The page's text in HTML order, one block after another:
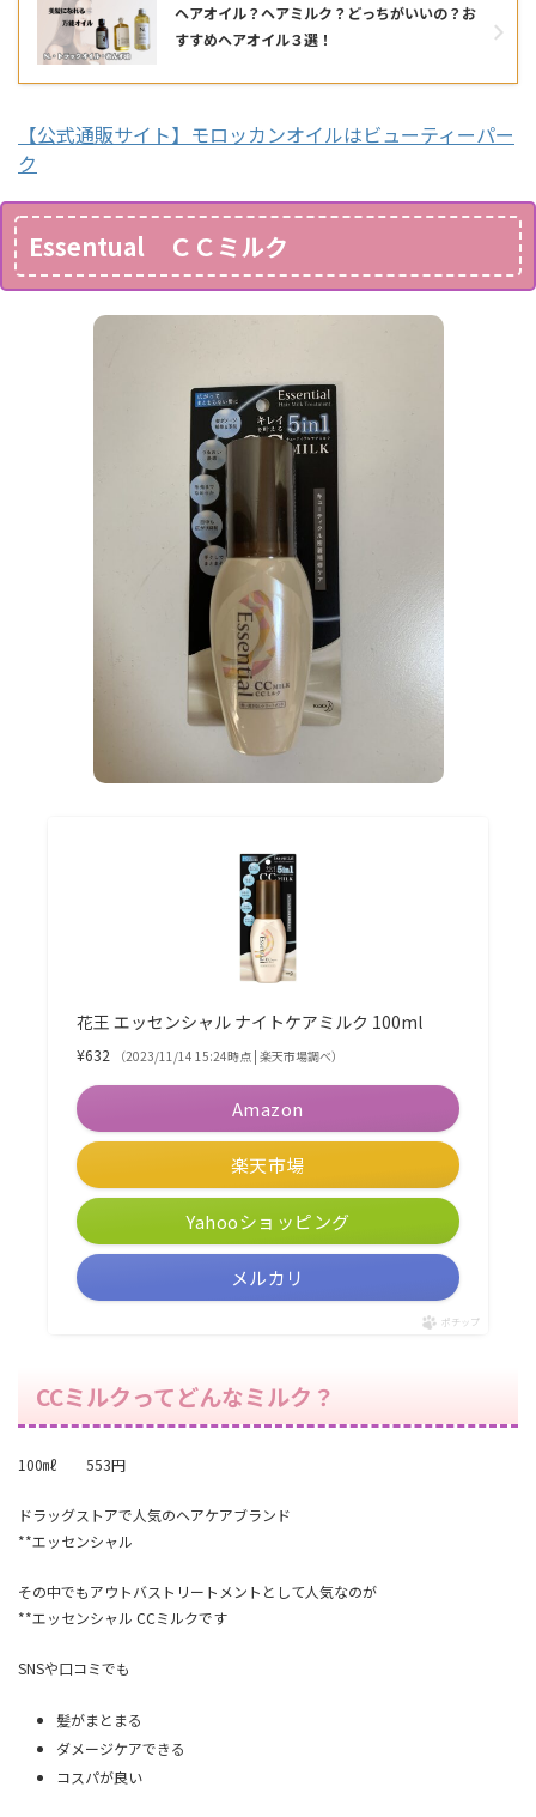
ヘアオイル？ヘアミルク？どっちがいいの？お
すすめヘアオイル３選！
【公式通販サイト】モロッカンオイルはビューティーパー
ク
Essentual ＣＣミルク
花王 エッセンシャル ナイトケアミルク 100ml
¥632 （2023/11/14 15:24時点 | 楽天市場調べ）
Amazon
楽天市場
Yahooショッピング
メルカリ
ポチップ
CCミルクってどんなミルク？
100㎖ 553円
ドラッグストアで人気のヘアケアブランド
**エッセンシャル
その中でもアウトバストリートメントとして人気なのが
**エッセンシャル CCミルクです
SNSや口コミでも
髪がまとまる
ダメージケアできる
コスパが良い